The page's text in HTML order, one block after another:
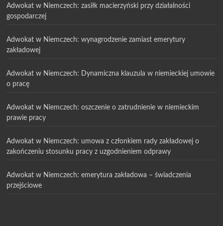
Adwokat w Niemczech: zasiłk macierzyński przy działalności
gospodarczej
Adwokat w Niemczech: wynagrodzenie zamiast emerytury
zakładowej
Adwokat w Niemczech: Dynamiczna klauzula w niemieckiej umowie
o pracę
Adwokat w Niemczech: oszczenie o zatrudnienie w niemieckim
prawie pracy
Adwokat w Niemczech: umowa z członkiem rady zakładowej o
zakończeniu stosunku pracy z uzgodnieniem odprawy
Adwokat w Niemczech: emerytura zakładowa – świadczenia
przejściowe